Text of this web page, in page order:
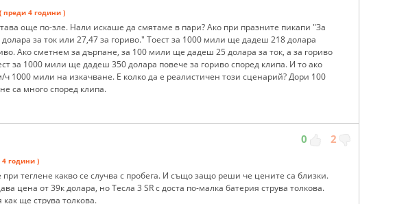
( преди 4 години )
още по-зле. Нали искаше да смятаме в пари? Ако при празните пикапи "За
за ток или 27,47 за гориво." Тоест за 1000 мили ще дадеш 218 долара
Ако сметнем за дърпане, за 100 мили ще дадеш 25 долара за ток, а за гориво
за 1000 мили ще дадеш 350 долара повече за гориво според клипа. И то ако
ч 1000 мили на изкачване. Е колко да е реалистичен този сценарий? Дори 100
са много според клипа.
0 2
години )
теглене какво се случва с пробега. И също защо реши че цените са близки.
цена от 39к долара, но Тесла 3 SR с доста по-малка батерия струва толкова.
ще струва толкова.